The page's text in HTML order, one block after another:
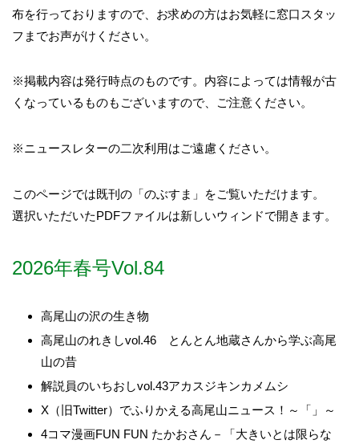
布を行っておりますので、お求めの方はお気軽に窓口スタッ
フまでお声がけください。
※掲載内容は発行時点のものです。内容によっては情報が古
くなっているものもございますので、ご注意ください。
※ニュースレターの二次利用はご遠慮ください。
このページでは既刊の「のぶすま」をご覧いただけます。
選択いただいたPDFファイルは新しいウィンドで開きます。
2026年春号Vol.84
高尾山の沢の生き物
高尾山のれきしvol.46 とんとん地蔵さんから学ぶ高尾
山の昔
解説員のいちおしvol.43アカスジキンカメムシ
X（旧Twitter）でふりかえる高尾山ニュース！～「」～
4コマ漫画FUN FUN たかおさん－「大きいとは限らな